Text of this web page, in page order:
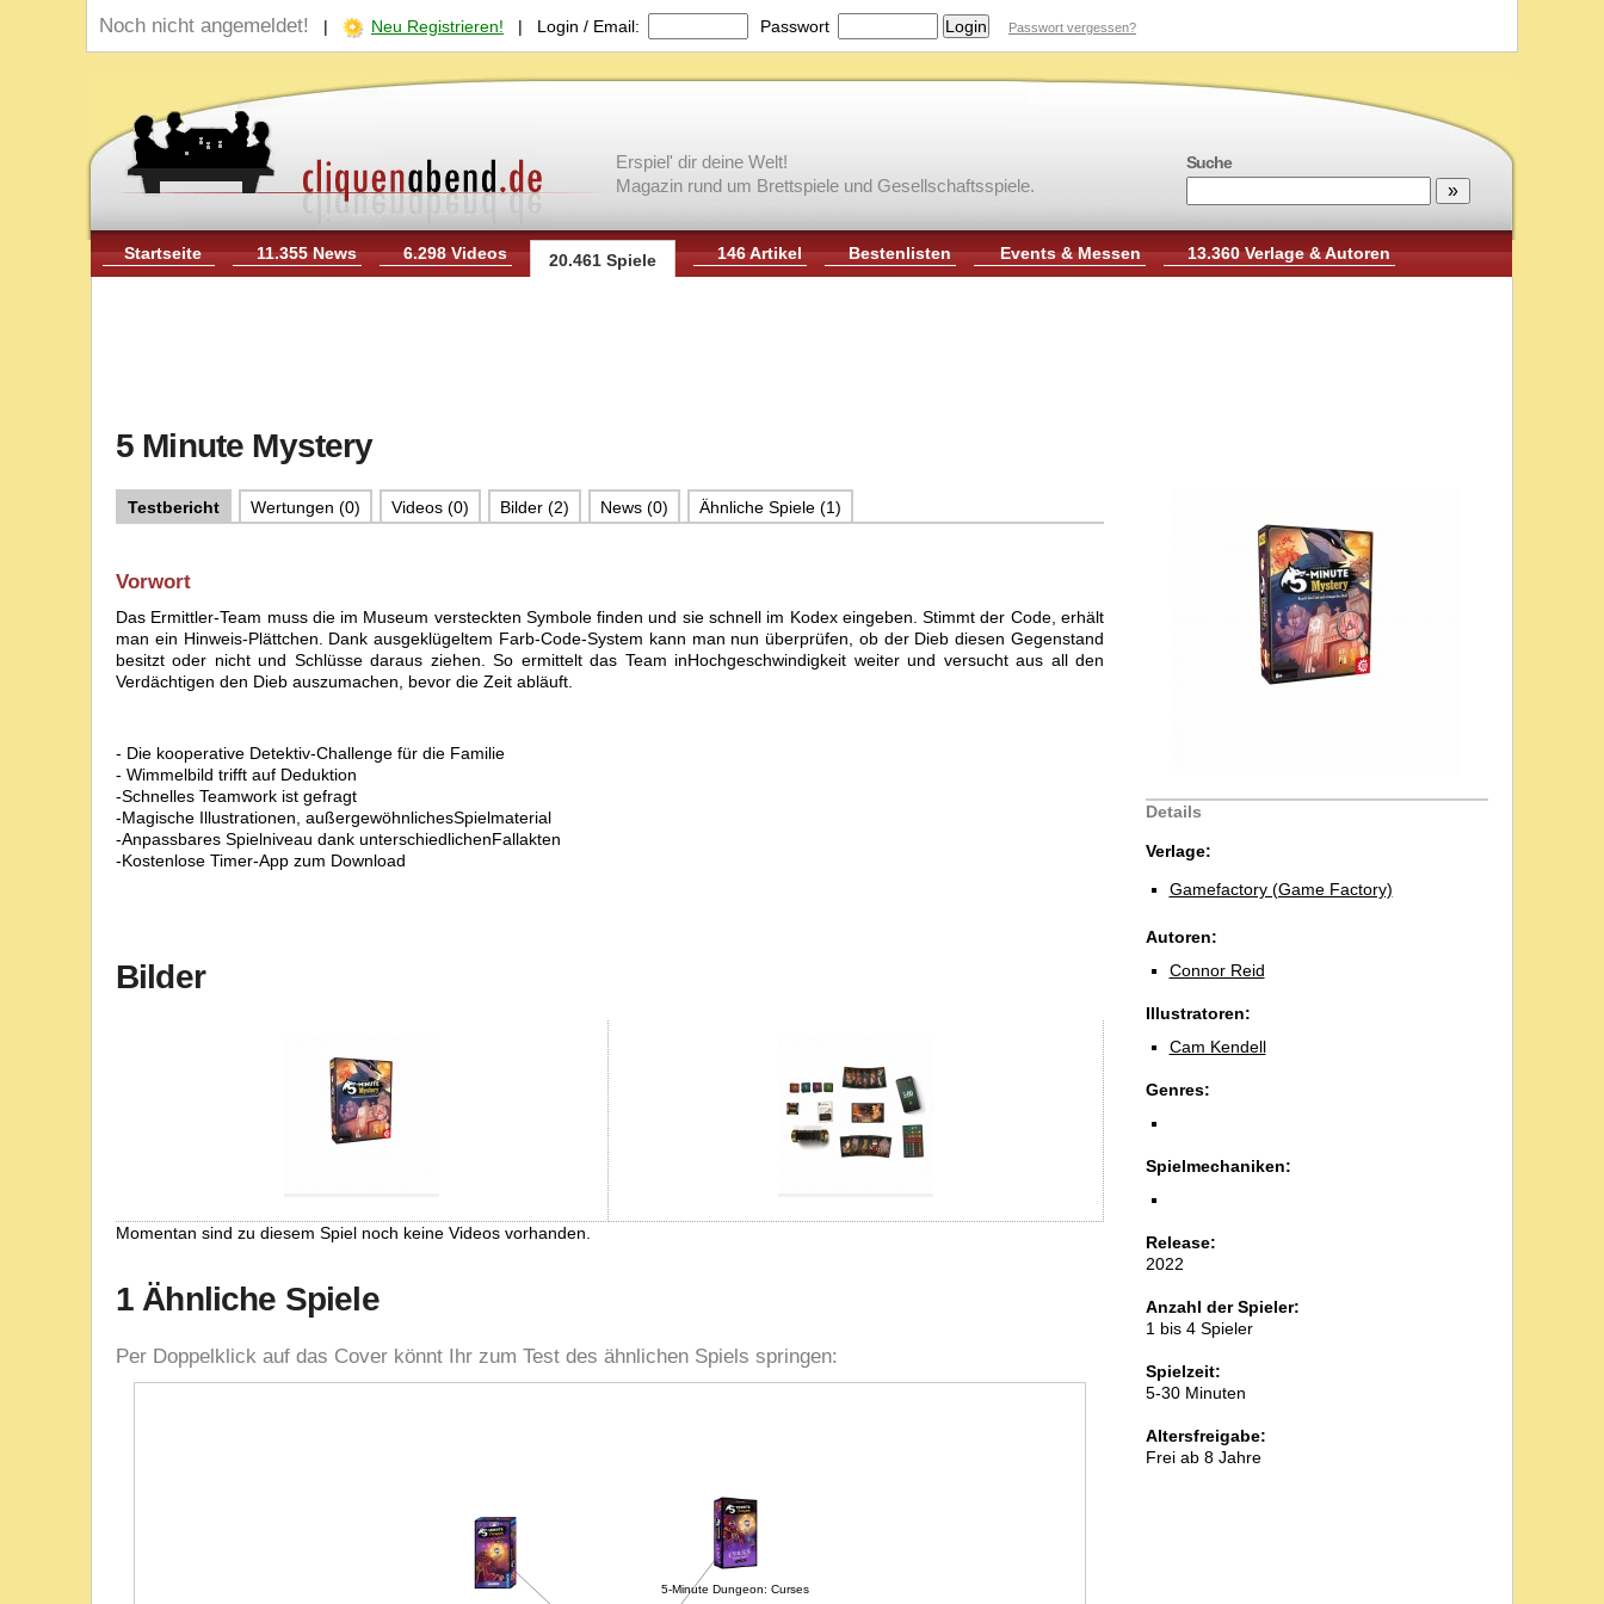
Noch nicht angemeldet! | Neu Registrieren! | Login / Email: Passwort Passwort vergessen?
Suche
Erspiel' dir deine Welt!
Magazin rund um Brettspiele und Gesellschaftsspiele.
Startseite 11.355 News 6.298 Videos 20.461 Spiele 146 Artikel Bestenlisten Events & Messen 13.360 Verlage & Autoren
5 Minute Mystery
Details
Verlage:
Gamefactory (Game Factory)
Autoren:
Connor Reid
Illustratoren:
Cam Kendell
Genres:
Spielmechaniken:
Release:
2022
Anzahl der Spieler:
1 bis 4 Spieler
Spielzeit:
5-30 Minuten
Altersfreigabe:
Frei ab 8 Jahre
Testbericht Wertungen (0) Videos (0) Bilder (2) News (0) Ähnliche Spiele (1)
Vorwort
Das Ermittler-Team muss die im Museum versteckten Symbole finden und sie schnell im Kodex eingeben. Stimmt der Code, erhält
man ein Hinweis-Plättchen. Dank ausgeklügeltem Farb-Code-System kann man nun überprüfen, ob der Dieb diesen Gegenstand
besitzt oder nicht und Schlüsse daraus ziehen. So ermittelt das Team inHochgeschwindigkeit weiter und versucht aus all den
Verdächtigen den Dieb auszumachen, bevor die Zeit abläuft.
- Die kooperative Detektiv-Challenge für die Familie
- Wimmelbild trifft auf Deduktion
-Schnelles Teamwork ist gefragt
-Magische Illustrationen, außergewöhnlichesSpielmaterial
-Anpassbares Spielniveau dank unterschiedlichenFallakten
-Kostenlose Timer-App zum Download
Bilder
Momentan sind zu diesem Spiel noch keine Videos vorhanden.
1 Ähnliche Spiele
Per Doppelklick auf das Cover könnt Ihr zum Test des ähnlichen Spiels springen:
5-Minute Dungeon: Curses